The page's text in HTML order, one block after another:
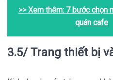
>> Xem thêm: 7 bước chọn
quán cafe
3.5/ Trang thiết bị